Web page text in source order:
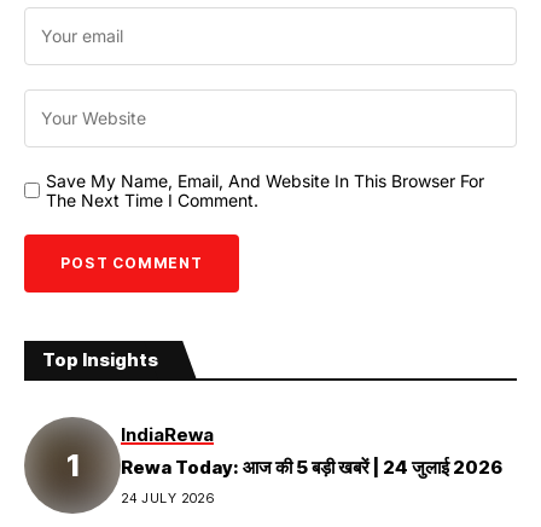
Save My Name, Email, And Website In This Browser For
The Next Time I Comment.
Top Insights
IndiaRewa
Rewa Today: आज की 5 बड़ी खबरें | 24 जुलाई 2026
24 JULY 2026